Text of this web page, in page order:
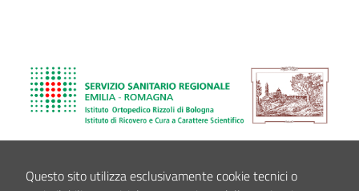
Questo sito utilizza esclusivamente cookie tecnici o